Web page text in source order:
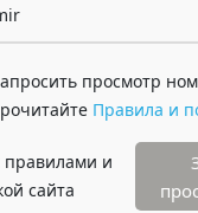
просмотр
Правила и
правилами и
сайта